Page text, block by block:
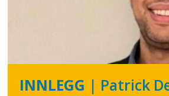
INNLEGG | Patrick